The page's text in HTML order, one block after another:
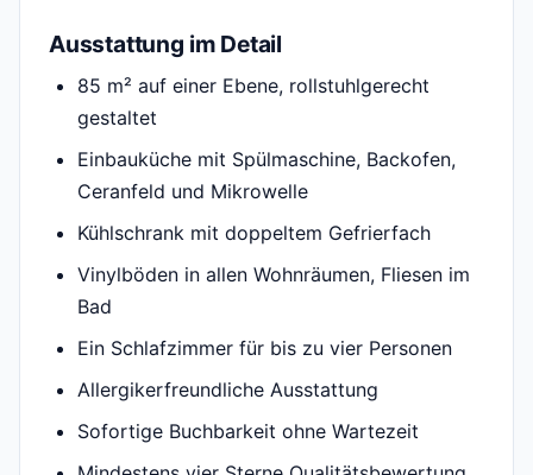
Ausstattung im Detail
85 m² auf einer Ebene, rollstuhlgerecht
gestaltet
Einbauküche mit Spülmaschine, Backofen,
Ceranfeld und Mikrowelle
Kühlschrank mit doppeltem Gefrierfach
Vinylböden in allen Wohnräumen, Fliesen im
Bad
Ein Schlafzimmer für bis zu vier Personen
Allergikerfreundliche Ausstattung
Sofortige Buchbarkeit ohne Wartezeit